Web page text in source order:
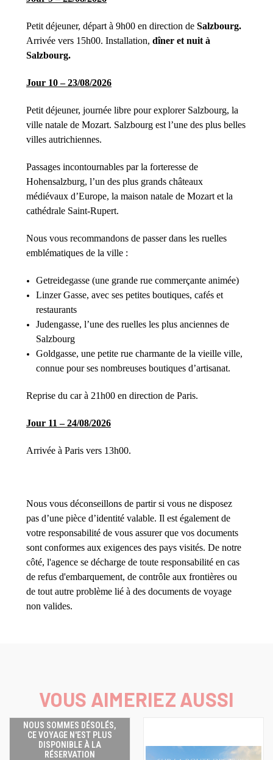
Petit déjeuner, départ à 9h00 en direction de Salzbourg.
Arrivée vers 15h00. Installation, dîner et nuit à
Salzbourg.
Jour 10 – 23/08/2026
Petit déjeuner, journée libre pour explorer Salzbourg, la
ville natale de Mozart. Salzbourg est l’une des plus belles
villes autrichiennes.
Passages incontournables par la forteresse de
Hohensalzburg, l’un des plus grands châteaux
médiévaux d’Europe, la maison natale de Mozart et la
cathédrale Saint-Rupert.
Nous vous recommandons de passer dans les ruelles
emblématiques de la ville :
Getreidegasse (une grande rue commerçante animée)
Linzer Gasse, avec ses petites boutiques, cafés et
restaurants
Judengasse, l’une des ruelles les plus anciennes de
Salzbourg
Goldgasse, une petite rue charmante de la vieille ville,
connue pour ses nombreuses boutiques d’artisanat.
Reprise du car à 21h00 en direction de Paris.
Jour 11 – 24/08/2026
Arrivée à Paris vers 13h00.
Nous vous déconseillons de partir si vous ne disposez
pas d’une pièce d’identité valable. Il est également de
votre responsabilité de vous assurer que vos documents
sont conformes aux exigences des pays visités. De notre
côté, l'agence se décharge de toute responsabilité en cas
de refus d'embarquement, de contrôle aux frontières ou
de tout autre problème lié à des documents de voyage
non valides.
VOUS AIMERIEZ AUSSI
NOUS SOMMES DÉSOLÉS,
CE VOYAGE N'EST PLUS
DISPONIBLE À LA
RÉSERVATION